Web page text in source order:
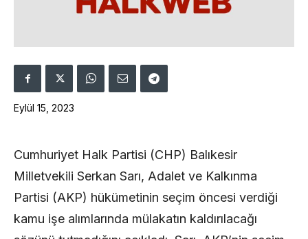
Eylül 15, 2023
Cumhuriyet Halk Partisi (CHP) Balıkesir
Milletvekili Serkan Sarı, Adalet ve Kalkınma
Partisi (AKP) hükümetinin seçim öncesi verdiği
kamu işe alımlarında mülakatın kaldırılacağı